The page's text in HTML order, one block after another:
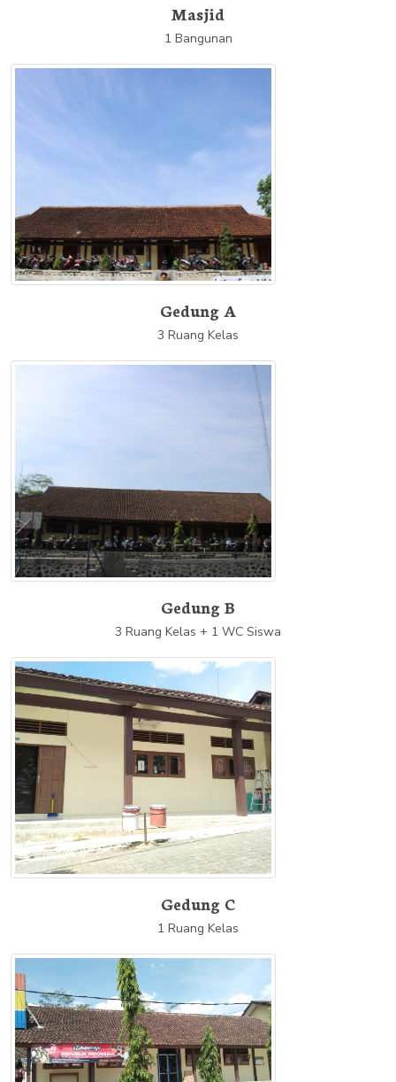
Masjid
1 Bangunan
Gedung A
3 Ruang Kelas
Gedung B
3 Ruang Kelas + 1 WC Siswa
Gedung C
1 Ruang Kelas